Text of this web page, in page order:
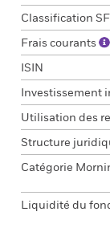
Classification
Frais courants
ISIN
Investissement
Utilisation des
Structure
Catégorie
Liquidité du